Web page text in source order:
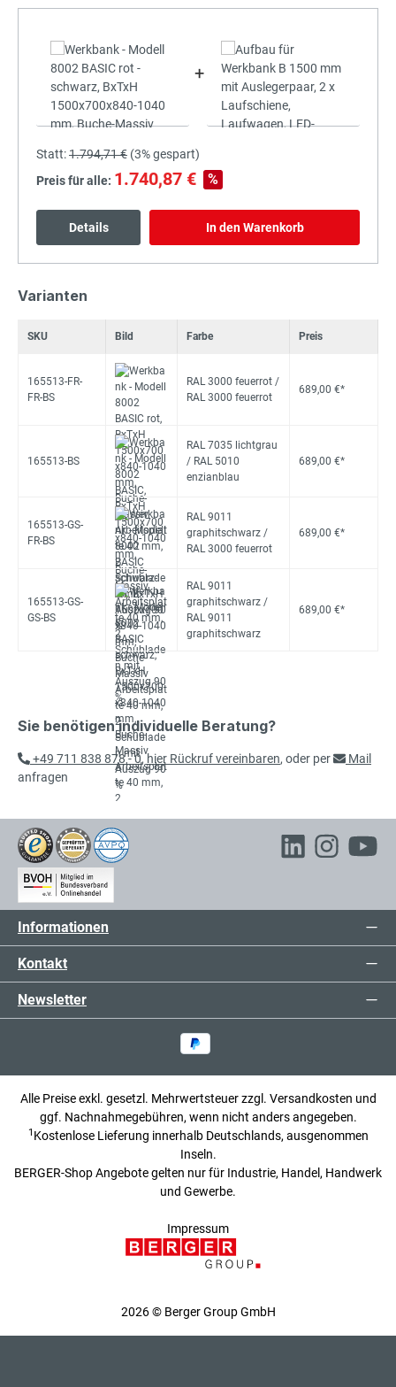
+
Statt:1.794,71 € (3%gespart)
Preis für alle: 1.740,87 € %
Details In den Warenkorb
Varianten
SKU Bild Farbe Preis
165513-FR-
FR-BS
RAL 3000 feuerrot /
RAL 3000 feuerrot
689,00 €*
165513-BS
RAL 7035 lichtgrau
/ RAL 5010
enzianblau
689,00 €*
165513-GS-
FR-BS
RAL 9011
graphitschwarz /
RAL 3000 feuerrot
689,00 €*
165513-GS-
GS-BS
RAL 9011
graphitschwarz /
RAL 9011
graphitschwarz
689,00 €*
Sie benötigen individuelle Beratung?
+49 711 838 878 - 0,hier Rückruf vereinbaren, oder per
Mail
anfragen
Informationen
Kontakt
Newsletter
Alle Preise exkl. gesetzl. Mehrwertsteuer zzgl. Versandkosten und
ggf. Nachnahmegebühren, wenn nicht anders angegeben.
1 Kostenlose Lieferung innerhalb Deutschlands, ausgenommen
Inseln.
BERGER-Shop Angebote gelten nur für Industrie, Handel, Handwerk
und Gewerbe.
Impressum
2026 © Berger Group GmbH